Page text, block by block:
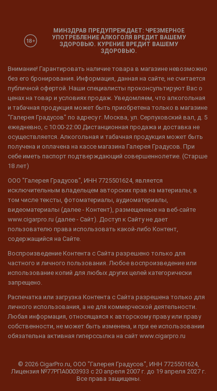
МИНЗДРАВ ПРЕДУПРЕЖДАЕТ: ЧРЕЗМЕРНОЕ
УПОТРЕБЛЕНИЕ АЛКОГОЛЯ ВРЕДИТ ВАШЕМУ
ЗДОРОВЬЮ. КУРЕНИЕ ВРЕДИТ ВАШЕМУ
ЗДОРОВЬЮ.
Внимание! Гарантировать наличие товара в магазине невозможно
без его бронирования. Информация, данная на сайте, не считается
публичной офертой. Наши специалисты проконсультируют Вас о
ценах на товар и условиях продаж. Уведомляем, что алкогольная
и табачная продукция может быть приобретена только в магазине
"Галерея Градусов" по адресу г. Москва, ул. Серпуховский вал, д. 5
ежедневно, с 10:00-22:00 Дистанционная продажа и доставка не
осуществляется. Алкогольная и табачная продукция может быть
получена и оплачена на кассе магазина Галерея Градусов. При
себе иметь паспорт подтверждающий совершеннолетие. (Старше
18 лет)
ООО "Галерея Градусов", ИНН 7725501624, является
исключительным владельцем авторских прав на материалы, в
том числе тексты, фотоматериалы, аудиоматериалы,
видеоматериалы (далее - Контент), размещенные на веб-сайте
www.cigarpro.ru (далее - Сайт). Доступ к Сайту не дает
пользователю права использовать какой-либо Контент,
содержащийся на Сайте.
Воспроизведение Контента с Сайта разрешено только для
частного и личного пользования. Любое воспроизведение или
использование копий для любых других целей категорически
запрещено.
Распечатка или загрузка Контента с Сайта разрешена только для
личного использования, а не для коммерческой деятельности.
Любая информация, относящаяся к авторскому праву или праву
собственности, не может быть изменена, и при ее использовании
обязательна активная гиперссылка на сайт www.cigarpro.ru
© 2026 CigarPro.ru, ООО "Галерея Градусов", ИНН 7725501624,
Лицензия №77РПА0003933 c 20 апреля 2007 г. до 19 апреля 2027 г.
Все права защищены.